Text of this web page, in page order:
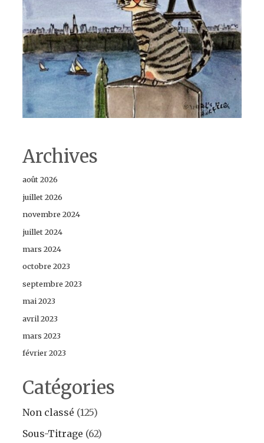
Archives
août 2026
juillet 2026
novembre 2024
juillet 2024
mars 2024
octobre 2023
septembre 2023
mai 2023
avril 2023
mars 2023
février 2023
Catégories
Non classé (125)
Sous-Titrage (62)